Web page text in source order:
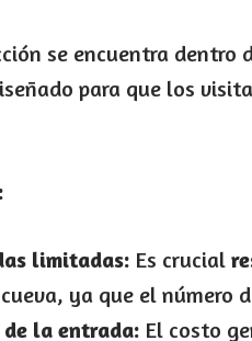
se encuentra dentro
para que los
limitadas: Es crucial
ya que el número
de la entrada: El costo